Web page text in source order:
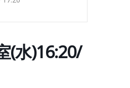
(水)16:20/